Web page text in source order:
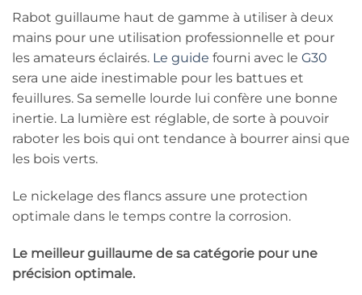
Rabot guillaume haut de gamme à utiliser à deux
mains pour une utilisation professionnelle et pour
les amateurs éclairés. Le guide fourni avec le G30
sera une aide inestimable pour les battues et
feuillures. Sa semelle lourde lui confère une bonne
inertie. La lumière est réglable, de sorte à pouvoir
raboter les bois qui ont tendance à bourrer ainsi que
les bois verts.
Le nickelage des flancs assure une protection
optimale dans le temps contre la corrosion.
Le meilleur guillaume de sa catégorie pour une
précision optimale.